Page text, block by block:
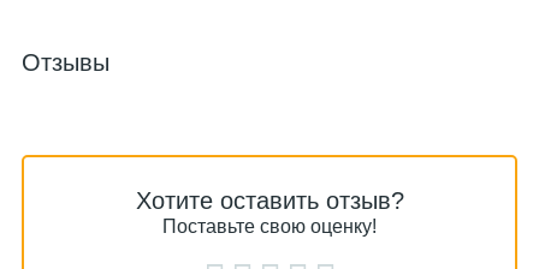
Отзывы
Хотите оставить отзыв?
Поставьте свою оценку!